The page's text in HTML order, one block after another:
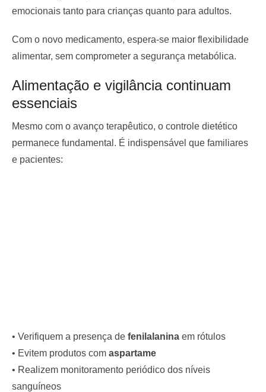
emocionais tanto para crianças quanto para adultos.
Com o novo medicamento, espera-se maior flexibilidade
alimentar, sem comprometer a segurança metabólica.
Alimentação e vigilância continuam
essenciais
Mesmo com o avanço terapêutico, o controle dietético
permanece fundamental. É indispensável que familiares
e pacientes:
• Verifiquem a presença de fenilalanina em rótulos
• Evitem produtos com aspartame
• Realizem monitoramento periódico dos níveis
sanguíneos